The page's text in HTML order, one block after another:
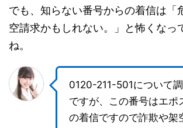
でも、知らない番号からの着信は「
空請求かもしれない。」と怖くなっ
ね。
0120-211-501について
ですが、この番号はエポ
の着信ですので詐欺や架